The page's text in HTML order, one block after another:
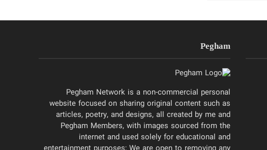
Pegham
Pegham Network is a non-commercial personal
website focused on sharing original content such as
articles, poetry, and designs, all created by me and
Pegham Members, with images sourced from the
internet and used solely for educational and